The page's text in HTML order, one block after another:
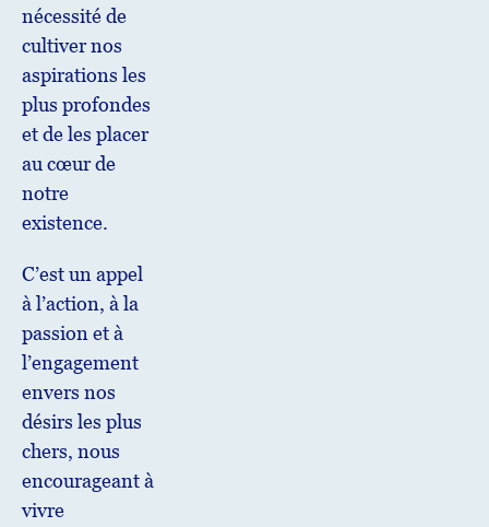
nécessité de
cultiver nos
aspirations les
plus profondes
et de les placer
au cœur de
notre
existence.
C’est un appel
à l’action, à la
passion et à
l’engagement
envers nos
désirs les plus
chers, nous
encourageant à
vivre